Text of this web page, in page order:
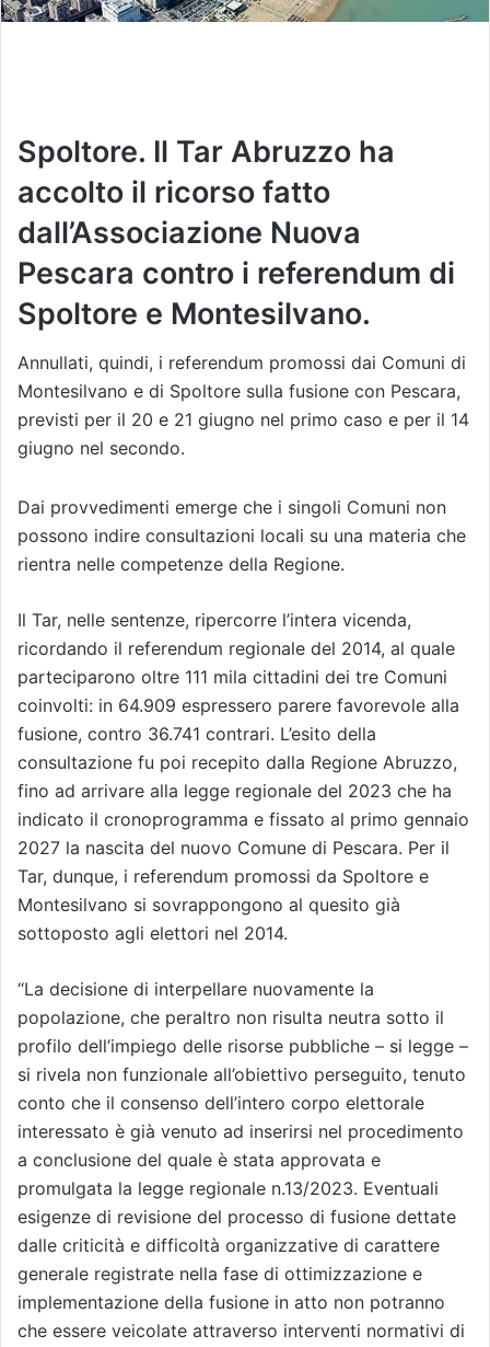
Spoltore. Il Tar Abruzzo ha
accolto il ricorso fatto
dall’Associazione Nuova
Pescara contro i referendum di
Spoltore e Montesilvano.
Annullati, quindi, i referendum promossi dai Comuni di
Montesilvano e di Spoltore sulla fusione con Pescara,
previsti per il 20 e 21 giugno nel primo caso e per il 14
giugno nel secondo.
Dai provvedimenti emerge che i singoli Comuni non
possono indire consultazioni locali su una materia che
rientra nelle competenze della Regione.
Il Tar, nelle sentenze, ripercorre l’intera vicenda,
ricordando il referendum regionale del 2014, al quale
parteciparono oltre 111 mila cittadini dei tre Comuni
coinvolti: in 64.909 espressero parere favorevole alla
fusione, contro 36.741 contrari. L’esito della
consultazione fu poi recepito dalla Regione Abruzzo,
fino ad arrivare alla legge regionale del 2023 che ha
indicato il cronoprogramma e fissato al primo gennaio
2027 la nascita del nuovo Comune di Pescara. Per il
Tar, dunque, i referendum promossi da Spoltore e
Montesilvano si sovrappongono al quesito già
sottoposto agli elettori nel 2014.
“La decisione di interpellare nuovamente la
popolazione, che peraltro non risulta neutra sotto il
profilo dell’impiego delle risorse pubbliche – si legge –
si rivela non funzionale all’obiettivo perseguito, tenuto
conto che il consenso dell’intero corpo elettorale
interessato è già venuto ad inserirsi nel procedimento
a conclusione del quale è stata approvata e
promulgata la legge regionale n.13/2023. Eventuali
esigenze di revisione del processo di fusione dettate
dalle criticità e difficoltà organizzative di carattere
generale registrate nella fase di ottimizzazione e
implementazione della fusione in atto non potranno
che essere veicolate attraverso interventi normativi di